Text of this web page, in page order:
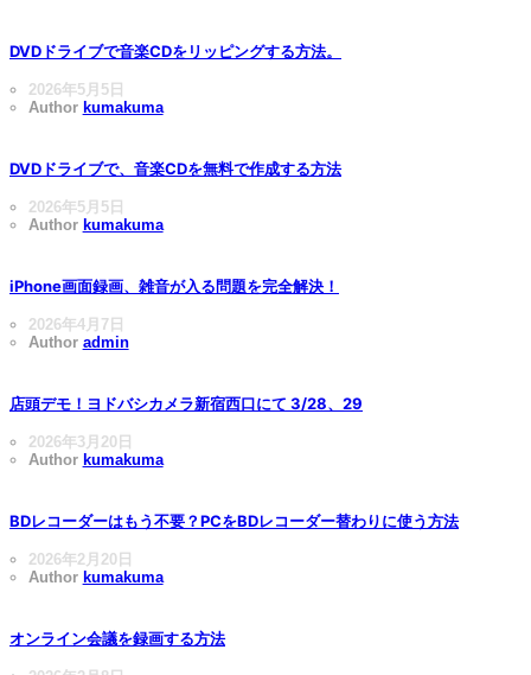
DVDドライブで音楽CDをリッピングする方法。
2026年5月5日
Author kumakuma
DVDドライブで、音楽CDを無料で作成する方法
2026年5月5日
Author kumakuma
iPhone画面録画、雑音が入る問題を完全解決！
2026年4月7日
Author admin
店頭デモ！ヨドバシカメラ新宿西口にて 3/28、29
2026年3月20日
Author kumakuma
BDレコーダーはもう不要？PCをBDレコーダー替わりに使う方法
2026年2月20日
Author kumakuma
オンライン会議を録画する方法